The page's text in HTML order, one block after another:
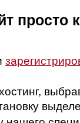
просто